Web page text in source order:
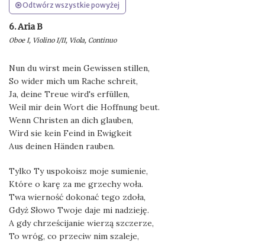
Odtwórz wszystkie powyżej
6. Aria B
Oboe I, Violino I/II, Viola, Continuo
Nun du wirst mein Gewissen stillen,
So wider mich um Rache schreit,
Ja, deine Treue wird's erfüllen,
Weil mir dein Wort die Hoffnung beut.
Wenn Christen an dich glauben,
Wird sie kein Feind in Ewigkeit
Aus deinen Händen rauben.
Tylko Ty uspokoisz moje sumienie,
Które o karę za me grzechy woła.
Twa wierność dokonać tego zdoła,
Gdyż Słowo Twoje daje mi nadzieję.
A gdy chrześcijanie wierzą szczerze,
To wróg, co przeciw nim szaleje,